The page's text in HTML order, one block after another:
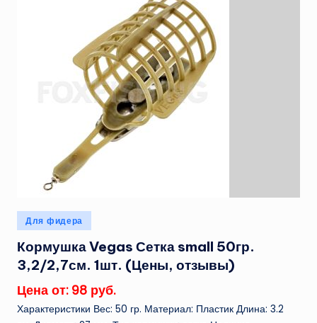
Опубликовано
в
Для фидера
Кормушка Vegas Сетка small 50гр.
3,2/2,7см. 1шт. (Цены, отзывы)
Цена от: 98 руб.
Характеристики Вес: 50 гр. Материал: Пластик Длина: 3.2